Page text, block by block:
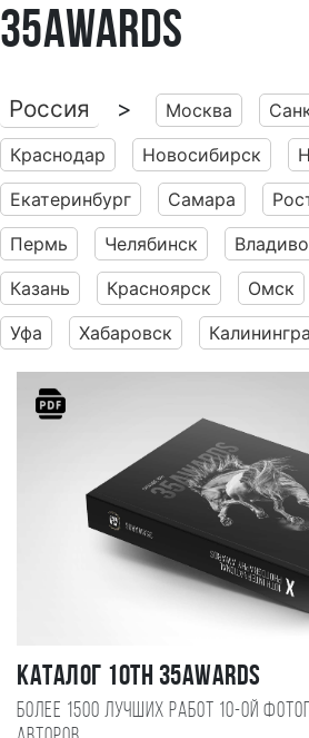
35AWARDS
Россия > Москва
Краснодар
Новосибирск
Екатеринбург
Самара
Пермь
Челябинск
Казань
Красноярск Омск
Уфа
Хабаровск
Каталог 10TH 35AWARDS
Более 1500 лучших работ 10-ой